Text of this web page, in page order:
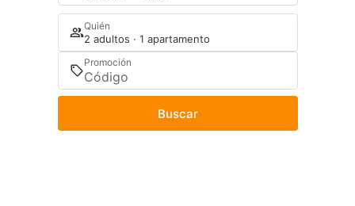
Quién
2 adultos · 1 apartamento
Promoción
Buscar